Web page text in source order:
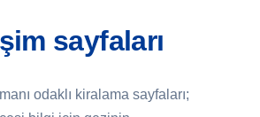
sayfaları
odaklı kiralama sayfaları;